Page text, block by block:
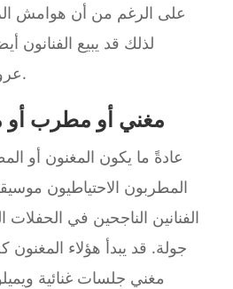
على الرغم من أن هوامش
لذلك قد يبيع الفنانون
عروض المنتجات الأخرى.
مغني أو مطرب أو
عادةً ما يكون المغنون أو
المطربون الاحتياطيون
الفنانين الناجحين في
جولة. قد يبدأ هؤلاء
مغني جلسات غنائية